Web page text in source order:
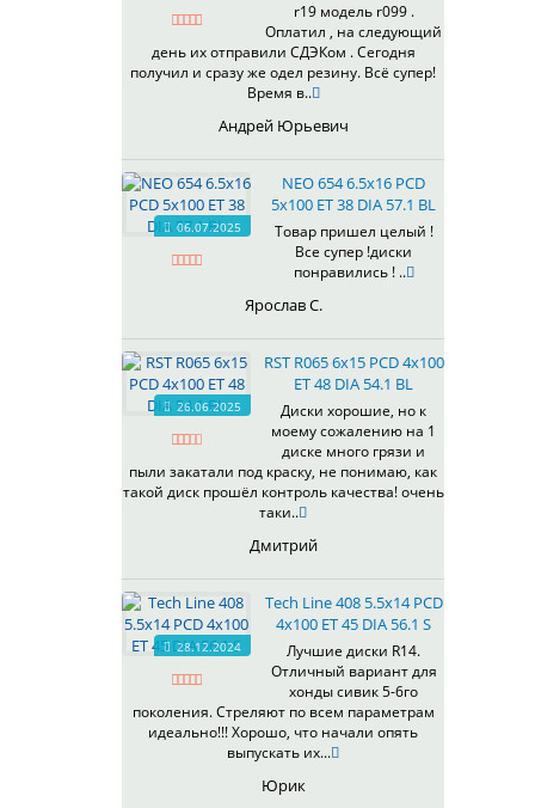
508
511
528
529
530
531
535
536
537
538
539
540
541
545
546
547
548
573
574
575
r19 модель r099 .
Оплатил , на следующий
день их отправили СДЭКом . Сегодня
получил и сразу же одел резину. Всё супер!
Время в..
Андрей Юрьевич
06.07.2025
NEO 654 6.5x16 PCD
5x100 ET 38 DIA 57.1 BL
Товар пришел целый !
Все супер !диски
понравились ! ..
Ярослав С.
26.06.2025
RST R065 6x15 PCD 4x100
ET 48 DIA 54.1 BL
Диски хорошие, но к
моему сожалению на 1
диске много грязи и
пыли закатали под краску, не понимаю, как
такой диск прошёл контроль качества! очень
таки..
Дмитрий
28.12.2024
Tech Line 408 5.5x14 PCD
4x100 ET 45 DIA 56.1 S
Лучшие диски R14.
Отличный вариант для
хонды сивик 5-6го
поколения. Стреляют по всем параметрам
идеально!!! Хорошо, что начали опять
выпускать их...
Юрик